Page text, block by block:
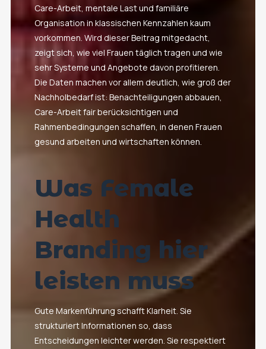
Care-Arbeit, mentale Last und familiäre
Organisation in klassischen Kennzahlen kaum
vorkommen. Wird dieser Beitrag mitgedacht,
zeigt sich, wie viel Frauen täglich tragen und wie
sehr Systeme und Angebote davon profitieren.
Die Daten machen vor allem deutlich, wie groß der
Nachholbedarf ist: Benachteiligungen abbauen,
Care-Arbeit fair berücksichtigen und
Rahmenbedingungen schaffen, in denen Frauen
gesund arbeiten und wirtschaften können.
Was Female
Health
Branding hier
leisten muss
Gute Markenführung schafft Klarheit. Sie
strukturiert Informationen so, dass
Entscheidungen leichter werden. Sie respektiert